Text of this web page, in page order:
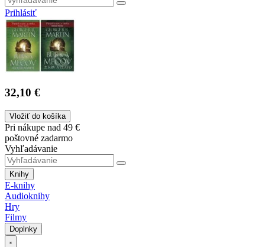
Prihlásiť
32,10 €
Vložiť do košíka
Pri nákupe nad 49 €
poštovné zadarmo
Vyhľadávanie
Knihy
E-knihy
Audioknihy
Hry
Filmy
Doplnky